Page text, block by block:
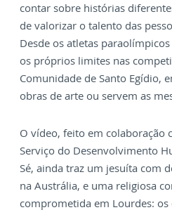
contar sobre histórias
de valorizar o talento das
Desde os atletas
os próprios limites nas
Comunidade de Santo Egídio,
obras de arte ou servem as
O vídeo, feito em colaboração
Serviço do Desenvolvimento
Sé, ainda traz um jesuíta com
na Austrália, e uma religiosa
comprometida em Lourdes: